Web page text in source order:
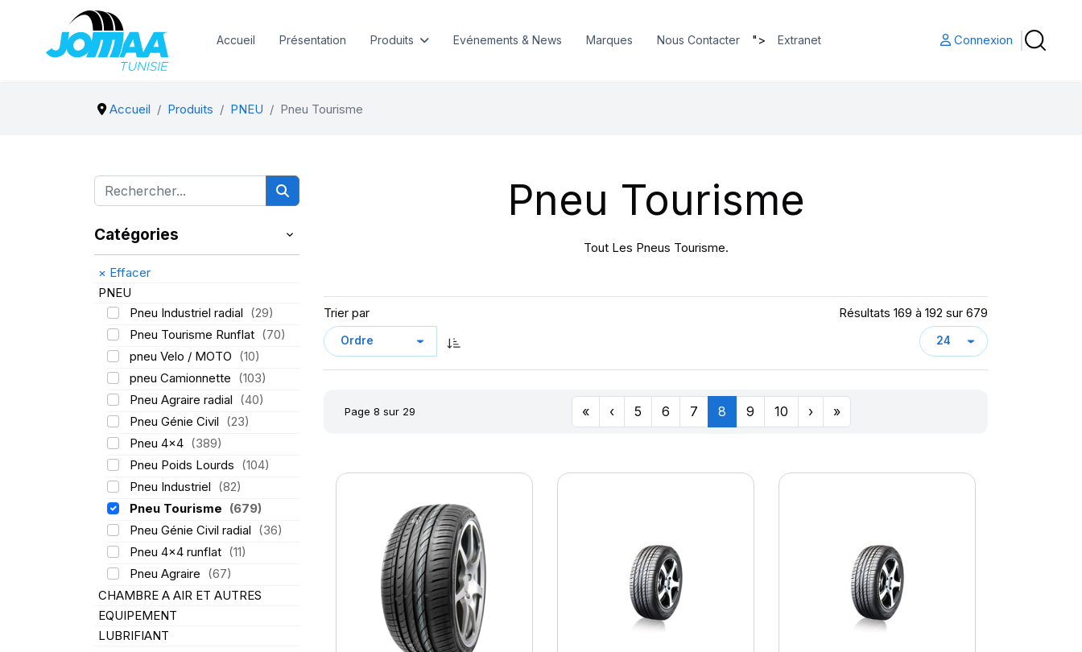
Accueil Présentation Produits Evénements & News Marques Nous Contacter "> Extranet Connexion
Accueil Produits PNEU Pneu Tourisme
Catégories
× Effacer
PNEU
Pneu Industriel radial (29)
Pneu Tourisme Runflat (70)
pneu Velo / MOTO (10)
pneu Camionnette (103)
Pneu Agraire radial (40)
Pneu Génie Civil (23)
Pneu 4x4 (389)
Pneu Poids Lourds (104)
Pneu Industriel (82)
Pneu Tourisme (679)
Pneu Génie Civil radial (36)
Pneu 4x4 runflat (11)
Pneu Agraire (67)
CHAMBRE A AIR ET AUTRES
EQUIPEMENT
LUBRIFIANT
Pneu Tourisme
Tout Les Pneus Tourisme.
Trier par Résultats 169 à 192 sur 679
Page 8 sur 29 « ‹ 5 6 7 8 9 10 › »